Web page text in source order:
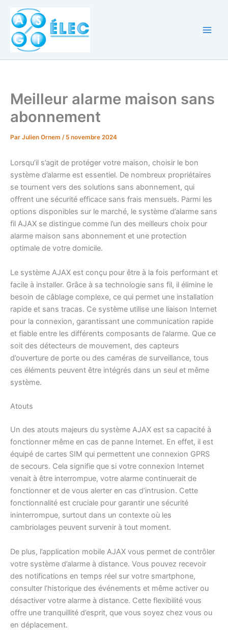
contenu
Meilleur alarme maison sans
abonnement
Par Julien Ornem / 5 novembre 2024
Lorsqu’il s’agit de protéger votre maison, choisir le bon
système d’alarme est essentiel. De nombreux propriétaires
se tournent vers des solutions sans abonnement, qui
offrent une sécurité efficace sans frais mensuels. Parmi les
options disponibles sur le marché, le système d’alarme sans
fil AJAX se distingue comme l’un des meilleurs choix pour
alarme maison sans abonnement et une protection
optimale de votre domicile.
Le système AJAX est conçu pour être à la fois performant et
facile à installer. Grâce à sa technologie sans fil, il élimine le
besoin de câblage complexe, ce qui permet une installation
rapide et sans tracas. Ce système utilise une liaison Internet
pour la connexion, garantissant une communication rapide
et fiable entre les différents composants de l’alarme. Que ce
soit des détecteurs de mouvement, des capteurs
d’ouverture de porte ou des caméras de surveillance, tous
ces éléments peuvent être intégrés dans un seul et même
système.
Atouts
Un des atouts majeurs du système AJAX est sa capacité à
fonctionner même en cas de panne Internet. En effet, il est
équipé de cartes SIM qui permettent une connexion GPRS
de secours. Cela signifie que si votre connexion Internet
venait à être interrompue, votre alarme continuerait de
fonctionner et de vous alerter en cas d’intrusion. Cette
fonctionnalité est cruciale pour garantir une sécurité
ininterrompue, surtout dans un contexte où les
cambriolages peuvent survenir à tout moment.
De plus, l’application mobile AJAX vous permet de contrôler
votre système d’alarme à distance. Vous pouvez recevoir
des notifications en temps réel sur votre smartphone,
consulter l’historique des événements et même activer ou
désactiver votre alarme à distance. Cette flexibilité vous
offre une tranquillité d’esprit, que vous soyez chez vous ou
en déplacement.